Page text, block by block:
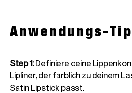
Anwendungs-
Step 1:Definiere deine
Lipliner, der farblich zu deinem
Satin Lipstick passt.